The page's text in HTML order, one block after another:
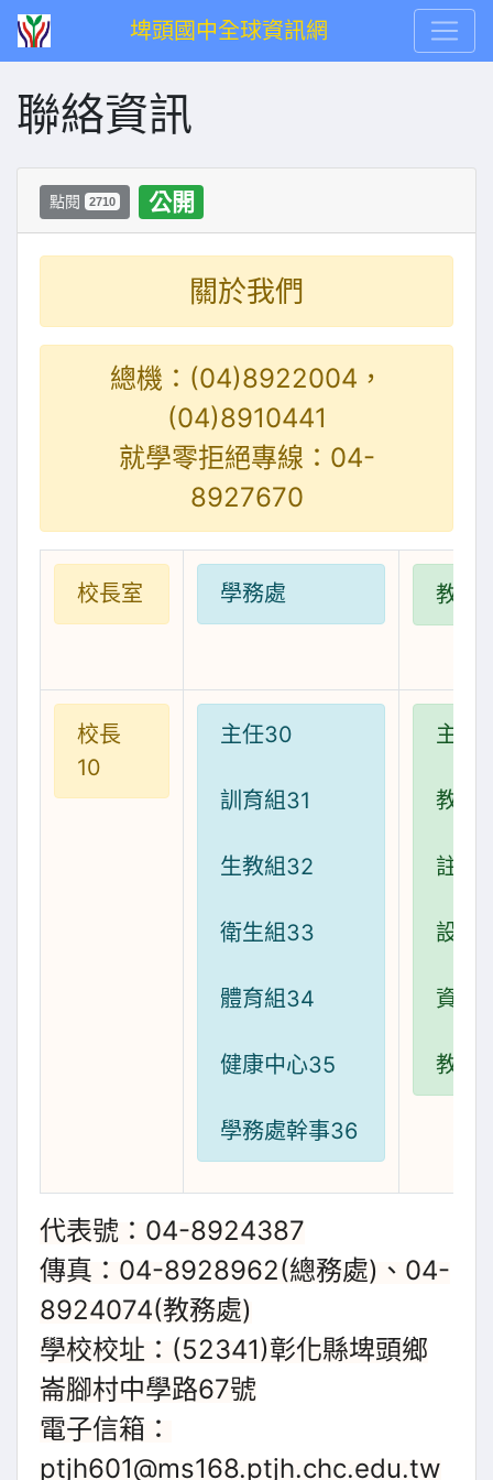
埤頭國中全球資訊網
聯絡資訊
點閱 2710 公開
關於我們
總機：(04)8922004，
(04)8910441
就學零拒絕專線：04-
8927670
校長室 學務處 教務
校長
10
主任30
訓育組31
生教組32
衛生組33
體育組34
健康中心35
學務處幹事36
主任
教學
註冊
設備
資訊
教務
代表號：04-8924387
傳真：04-8928962(總務處)、04-
8924074(教務處)
學校校址：(52341)彰化縣埤頭鄉
崙腳村中學路67號
電子信箱：
ptjh601@ms168.ptjh.chc.edu.tw